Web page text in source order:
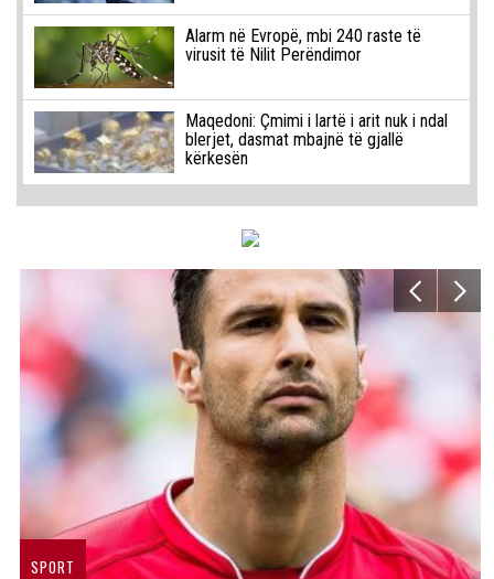
Alarm në Evropë, mbi 240 raste të
virusit të Nilit Perëndimor
Maqedoni: Çmimi i lartë i arit nuk i ndal
blerjet, dasmat mbajnë të gjallë
kërkesën
SPORT